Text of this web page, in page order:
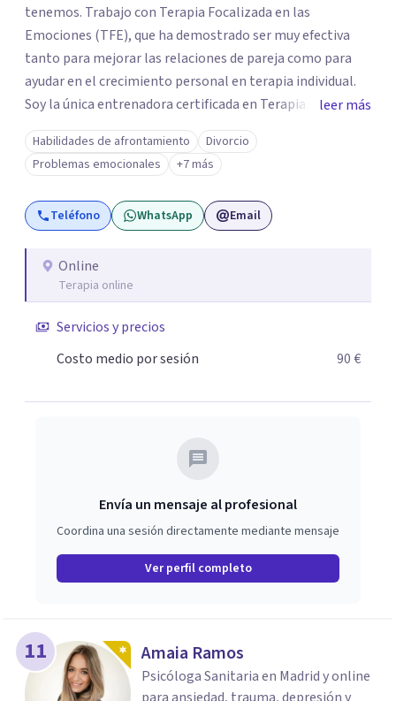
tenemos. Trabajo con Terapia Focalizada en las
Emociones (TFE), que ha demostrado ser muy efectiva
tanto para mejorar las relaciones de pareja como para
ayudar en el crecimiento personal en terapia individual.
Soy la única entrenadora certificada en Terapia
Focalizada en las Emociones (TFE) en España, además de
supervisora y terapeuta certificada. La TFE ha
demostrado una mejora significativa en las relaciones,
con un 70-75% de éxito y felicidad duradera. Este enfoque
también transforma la vida en terapia individual,
emocional. Desde que me gradué en Psicología en 2002,
siempre he estado en constante aprendizaje y
Máster en Terapia Cognitivo-Conductual y otro en
Psicodrama, profundizando en la mente humana y las
ofrecerte un espacio de confianza donde podamos
relaciones. Estoy aquí para acompañarte en ese proceso.
leer más
Habilidades de afrontamiento
Divorcio
Problemas emocionales
+7 más
Teléfono WhatsApp Email
Online
Terapia online
Servicios y precios
Costo medio por sesión
90 €
Envía un mensaje al profesional
Coordina una sesión directamente mediante mensaje
Ver perfil completo
11 Amaia Ramos
Psicóloga Sanitaria en Madrid y online